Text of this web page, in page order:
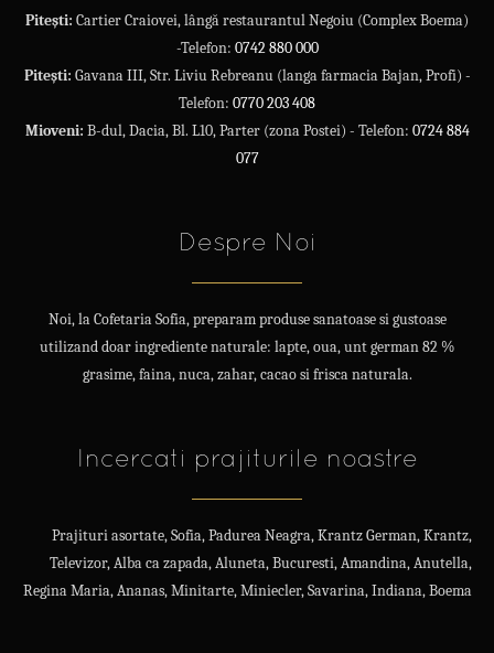
Pitești: Cartier Craiovei, lângă restaurantul Negoiu (Complex Boema)
-Telefon: 0742 880 000
Pitești: Gavana III, Str. Liviu Rebreanu (langa farmacia Bajan, Profi) -
Telefon: 0770 203 408
Mioveni: B-dul, Dacia, Bl. L10, Parter (zona Postei) - Telefon: 0724 884
077
Despre Noi
Noi, la Cofetaria Sofia, preparam produse sanatoase si gustoase
utilizand doar ingrediente naturale: lapte, oua, unt german 82 %
grasime, faina, nuca, zahar, cacao si frisca naturala.
Incercati prajiturile noastre
Prajituri asortate, Sofia, Padurea Neagra, Krantz German, Krantz,
Televizor, Alba ca zapada, Aluneta, Bucuresti, Amandina, Anutella,
Regina Maria, Ananas, Minitarte, Miniecler, Savarina, Indiana, Boema